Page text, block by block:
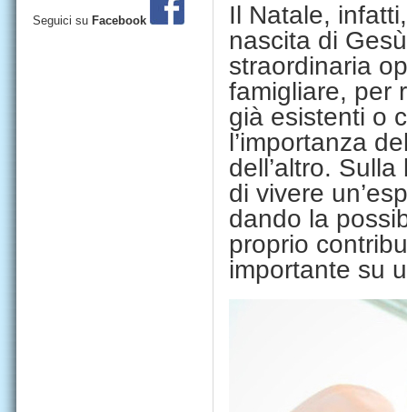
Il Natale,
nascita di
straordinaria
famigliare, per
già esistenti o
l’importanza
dell’altro.
di vivere
dando la
proprio
importante su
Seguici su Facebook